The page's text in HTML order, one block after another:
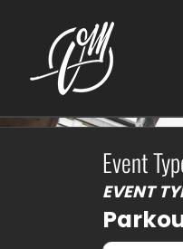
innehållet
Event
EVENT